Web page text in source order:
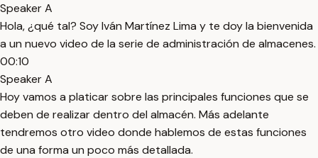
Speaker A
Hola, ¿qué tal? Soy Iván Martínez Lima y te doy la bienvenida
a un nuevo video de la serie de administración de almacenes.
00:10
Speaker A
Hoy vamos a platicar sobre las principales funciones que se
deben de realizar dentro del almacén. Más adelante
tendremos otro video donde hablemos de estas funciones
de una forma un poco más detallada.